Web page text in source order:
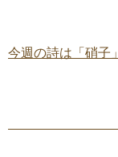
今週の詩は「硝子